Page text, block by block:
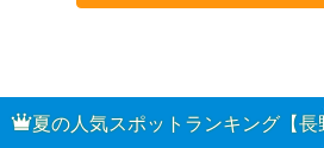
夏の人気スポットランキング【長